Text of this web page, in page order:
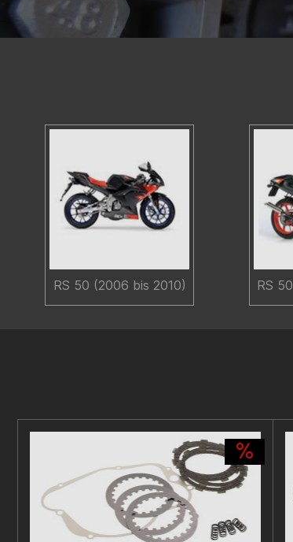
RS 50 (2006 bis 2010) RS